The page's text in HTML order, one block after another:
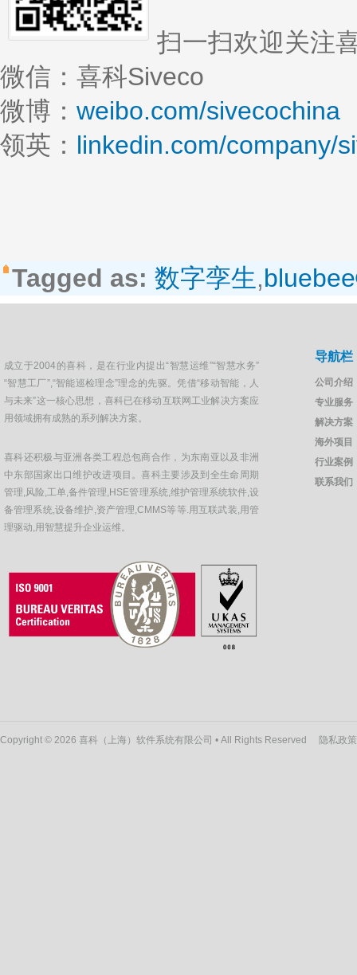
扫一扫欢迎关注
微信：喜科Siveco
微博： weibo.com/sivecochina
领英： linkedin.com/company/
Tagged as: 数字孪生,
成立于2004的喜科，是在行业内提出“智慧运维”“智慧水务”
“智慧工厂”,“智能巡检理念”理念的先驱。凭借“移动智能，人
与未来”这一核心思想，喜科已在移动互联网工业解决方案应
用领域拥有成熟的系列解决方案。
喜科还积极与亚洲各类工程总包商合作，为东南亚以及非洲
中东部国家出口维护改进项目。喜科主要涉及到全生命周期
管理,风险,工单,备件管理,HSE管理系统,维护管理系统软件,设
备管理系统,设备维护,资产管理,CMMS等等.用互联武装,用管
理驱动,用智慧提升企业运维。
导航栏
公司介绍
专业服务
解决方案
海外项目
行业案例
联系我们
Copyright © 2026 喜科（上海）软件系统有限公司 • All Rights Reserved 隐私政策